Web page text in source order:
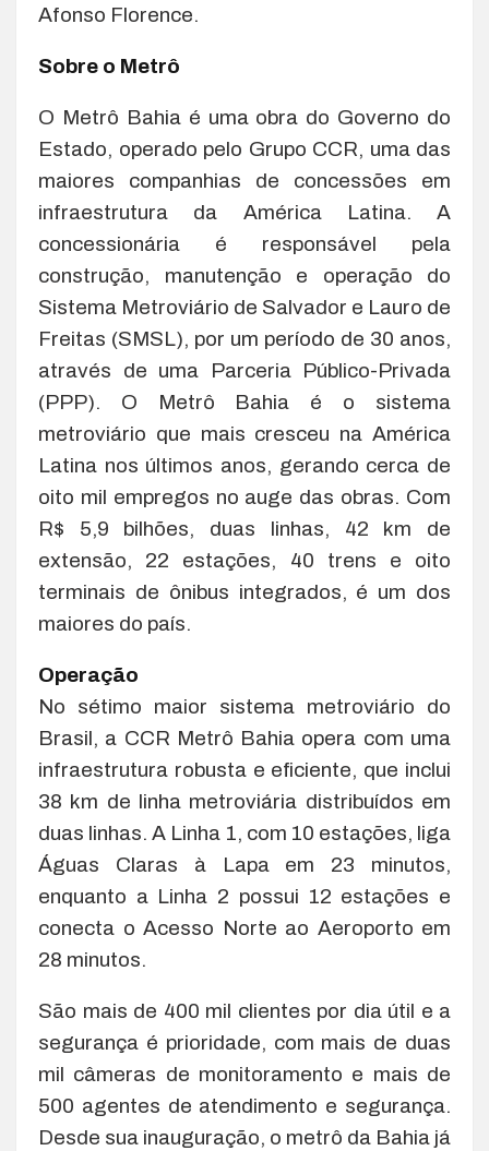
Afonso Florence.
Sobre o Metrô
O Metrô Bahia é uma obra do Governo do
Estado, operado pelo Grupo CCR, uma das
maiores companhias de concessões em
infraestrutura da América Latina. A
concessionária é responsável pela
construção, manutenção e operação do
Sistema Metroviário de Salvador e Lauro de
Freitas (SMSL), por um período de 30 anos,
através de uma Parceria Público-Privada
(PPP). O Metrô Bahia é o sistema
metroviário que mais cresceu na América
Latina nos últimos anos, gerando cerca de
oito mil empregos no auge das obras. Com
R$ 5,9 bilhões, duas linhas, 42 km de
extensão, 22 estações, 40 trens e oito
terminais de ônibus integrados, é um dos
maiores do país.
Operação
No sétimo maior sistema metroviário do
Brasil, a CCR Metrô Bahia opera com uma
infraestrutura robusta e eficiente, que inclui
38 km de linha metroviária distribuídos em
duas linhas. A Linha 1, com 10 estações, liga
Águas Claras à Lapa em 23 minutos,
enquanto a Linha 2 possui 12 estações e
conecta o Acesso Norte ao Aeroporto em
28 minutos.
São mais de 400 mil clientes por dia útil e a
segurança é prioridade, com mais de duas
mil câmeras de monitoramento e mais de
500 agentes de atendimento e segurança.
Desde sua inauguração, o metrô da Bahia já